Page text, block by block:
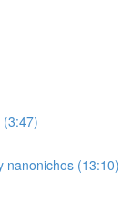
nanonichos (13:10)